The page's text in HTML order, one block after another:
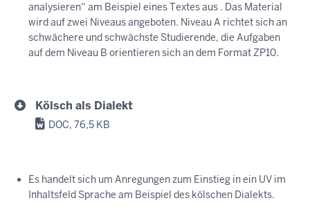
analysieren“ am Beispiel eines Textes aus . Das Material
wird auf zwei Niveaus angeboten. Niveau A richtet sich an
schwächere und schwächste Studierende, die Aufgaben
auf dem Niveau B orientieren sich an dem Format ZP10.
Kölsch als Dialekt
DOC, 76,5 KB
Es handelt sich um Anregungen zum Einstieg in ein UV im
Inhaltsfeld Sprache am Beispiel des kölschen Dialekts.